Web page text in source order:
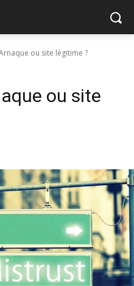
ou site légitime ?
ou site